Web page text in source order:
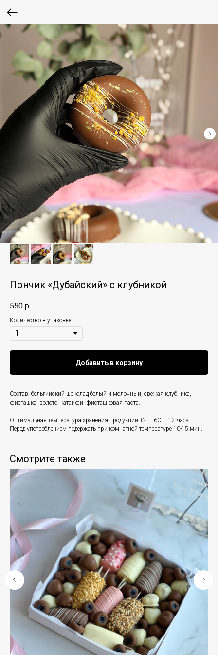
Пончик «Дубайский» с клубникой
550 р.
Количество в упаковке
Добавить в корзину
Состав: бельгийский шоколад белый и молочный, свежая клубника,
фисташка, золото, катаифи, фисташковая паста.
Оптимальная температура хранения продукции +2…+6С — 12 часа.
Перед употреблением подержать при комнатной температуре 10-15 мин.
Смотрите также